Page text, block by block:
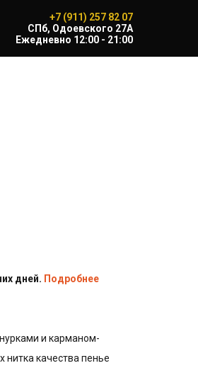
+7 (911) 257 82 07
CПб, Одоевского 27А
Ежедневно 12:00 - 21:00
дней. Подробнее
и карманом-
нитка качества пенье